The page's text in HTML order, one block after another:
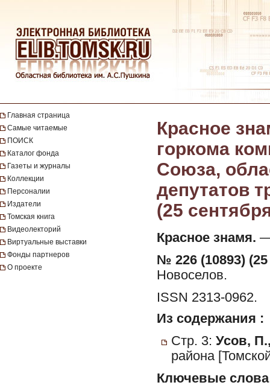
Главная страница
Самые читаемые
ПОИСК
Каталог фонда
Газеты и журналы
Коллекции
Персоналии
Издатели
Томская книга
Видеолекторий
Виртуальные выставки
Фонды партнеров
О проекте
Красное
горкома
Союза,
депутатов
(25
Красное знамя. —
№ 226 (10893)
Новоселов.
ISSN 2313-0962.
Из содержания :
Стр. 3: Усов,
района
Ключевые слова